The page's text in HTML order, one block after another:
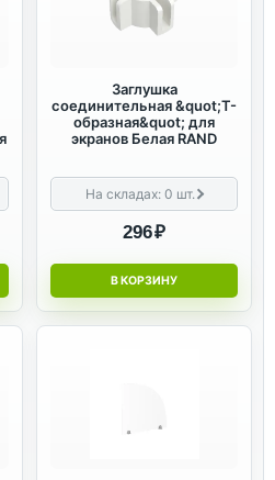
Заглушка
соединительная &quot;Т-
образная&quot; для
экранов Белая RAND
На складах:0 шт.
296 ₽
В КОРЗИНУ